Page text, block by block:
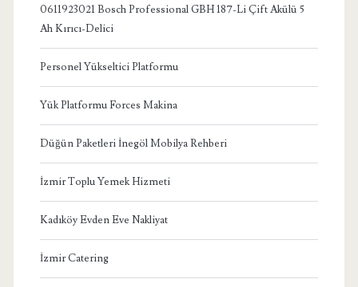
0611923021 Bosch Professional GBH 187-Li Çift Akülü 5
Ah Kırıcı-Delici
Personel Yükseltici Platformu
Yük Platformu Forces Makina
Düğün Paketleri İnegöl Mobilya Rehberi
İzmir Toplu Yemek Hizmeti
Kadıköy Evden Eve Nakliyat
İzmir Catering